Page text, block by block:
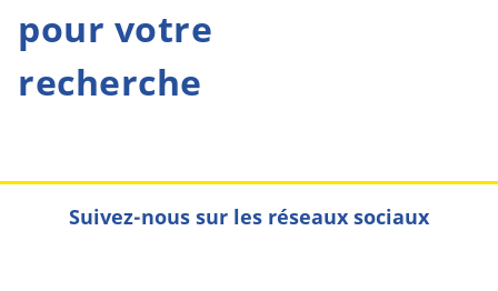
pour votre
recherche
Suivez-nous sur les réseaux sociaux